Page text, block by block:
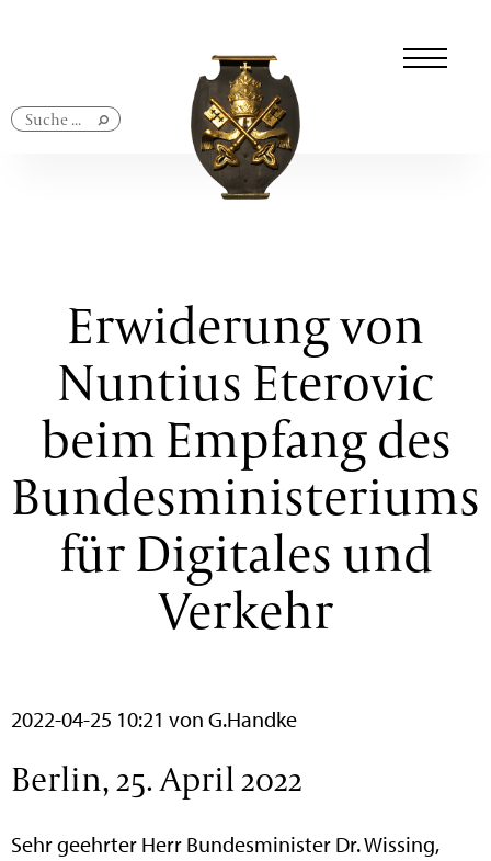
Erwiderung von
Nuntius Eterovic
beim Empfang des
Bundesministeriums
für Digitales und
Verkehr
2022-04-25 10:21 von G.Handke
Berlin, 25. April 2022
Sehr geehrter Herr Bundesminister Dr. Wissing,